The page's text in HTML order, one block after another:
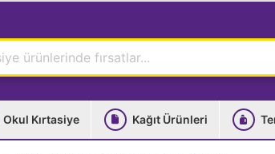
Okul Kırtasiye Kağıt Ürünleri